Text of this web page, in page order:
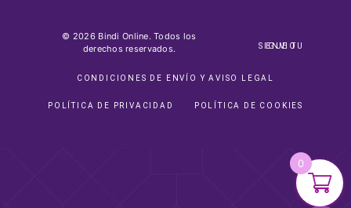
© 2026 Bindi Online. Todos los
derechos reservados.
SIGUE TU ENVIO
CONDICIONES DE ENVÍO Y AVISO LEGAL
POLÍTICA DE PRIVACIDAD POLÍTICA DE COOKIES
0